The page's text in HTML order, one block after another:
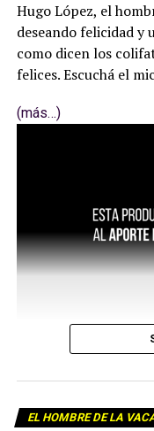
Hugo López, el
deseando felicidad y
como dicen los
felices. Escuchá el
(más…)
EL HOMBRE DE LA